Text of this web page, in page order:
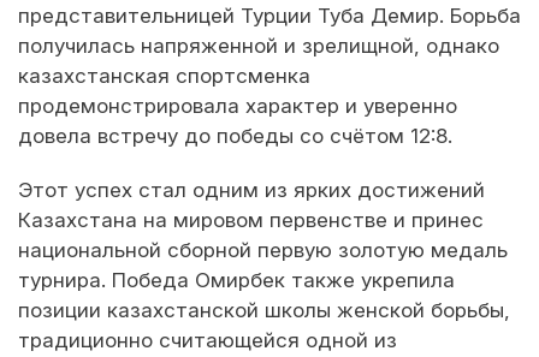
представительницей Турции Туба Демир. Борьба
получилась напряженной и зрелищной, однако
казахстанская спортсменка
продемонстрировала характер и уверенно
довела встречу до победы со счётом 12:8.
Этот успех стал одним из ярких достижений
Казахстана на мировом первенстве и принес
национальной сборной первую золотую медаль
турнира. Победа Омирбек также укрепила
позиции казахстанской школы женской борьбы,
традиционно считающейся одной из